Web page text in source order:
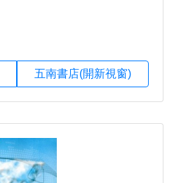
五南書店(開新視窗)